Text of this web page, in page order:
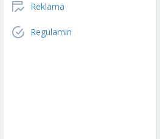
Reklama
Regulamin